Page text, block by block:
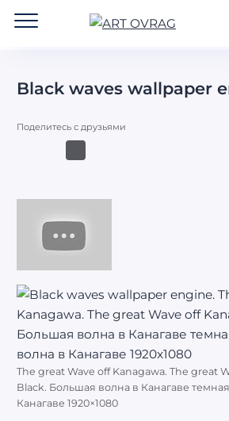
Black waves wallpaper
Поделитесь с друзьями
The great Wave off Kanagawa. The great
Black. Большая волна в Канагаве
Канагаве 1920×1080